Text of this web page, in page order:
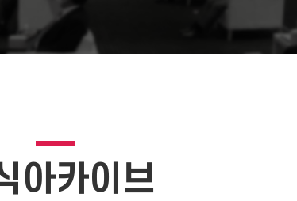
아카이브